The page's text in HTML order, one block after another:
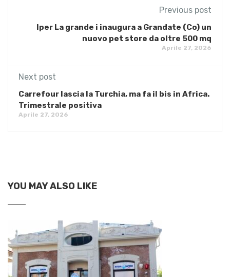
Previous post
Iper La grande i inaugura a Grandate (Co) un
nuovo pet store da oltre 500 mq
Aprile 27, 2026
Next post
Carrefour lascia la Turchia, ma fa il bis in Africa.
Trimestrale positiva
Aprile 27, 2026
YOU MAY ALSO LIKE